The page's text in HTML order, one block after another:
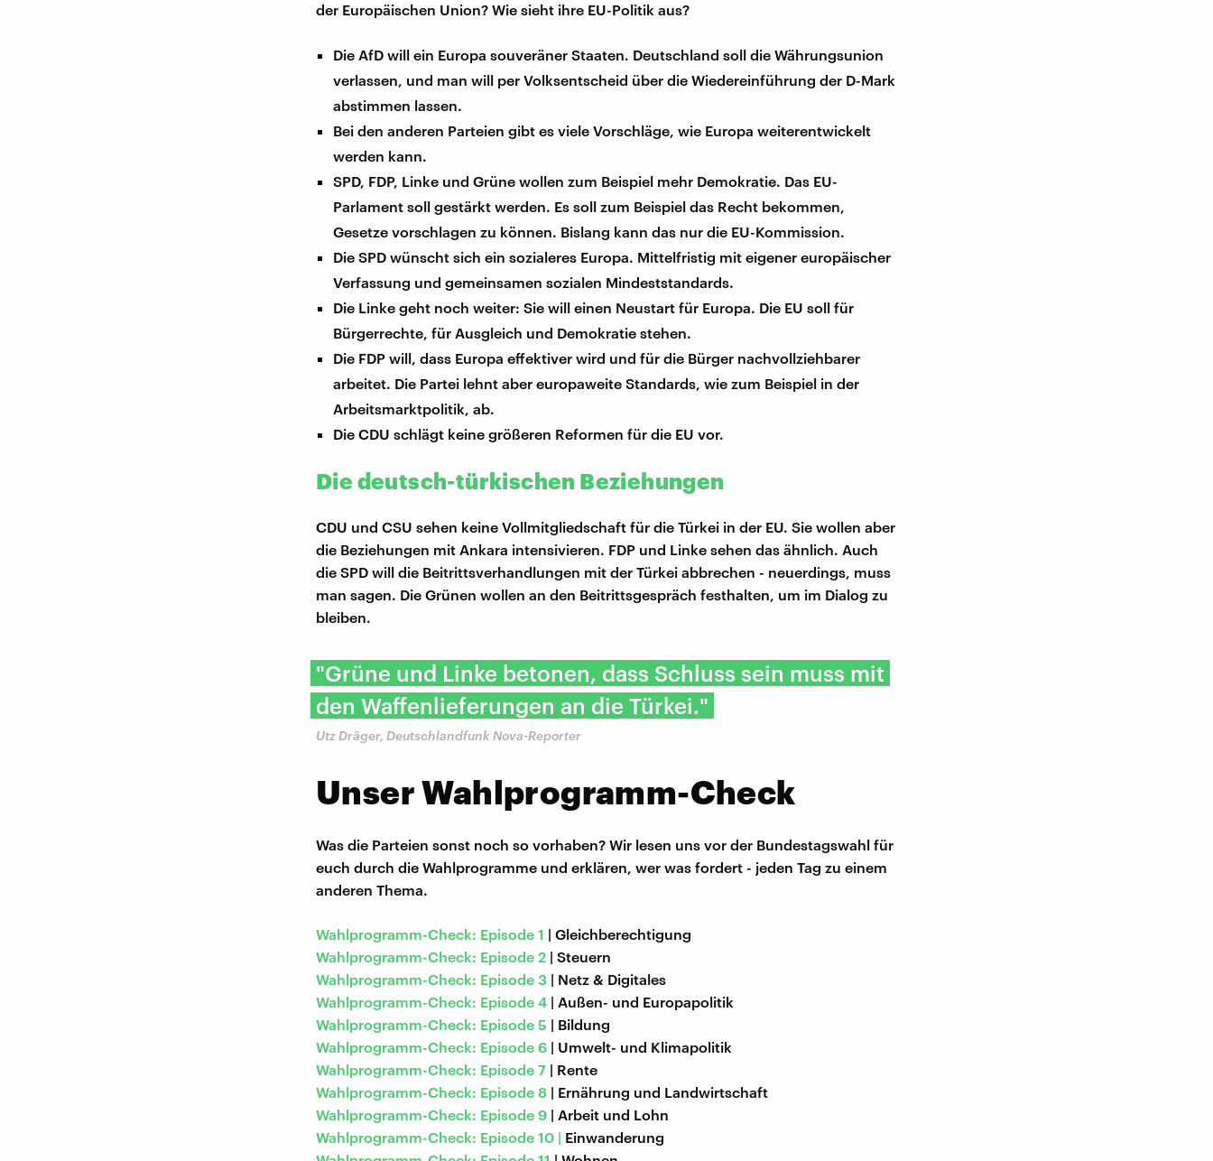
der Europäischen Union? Wie sieht ihre EU-Politik aus?
Die AfD will ein Europa souveräner Staaten. Deutschland soll die Währungsunion
verlassen, und man will per Volksentscheid über die Wiedereinführung der D-Mark
abstimmen lassen.
Bei den anderen Parteien gibt es viele Vorschläge, wie Europa weiterentwickelt
werden kann.
SPD, FDP, Linke und Grüne wollen zum Beispiel mehr Demokratie. Das EU-
Parlament soll gestärkt werden. Es soll zum Beispiel das Recht bekommen,
Gesetze vorschlagen zu können. Bislang kann das nur die EU-Kommission.
Die SPD wünscht sich ein sozialeres Europa. Mittelfristig mit eigener europäischer
Verfassung und gemeinsamen sozialen Mindeststandards.
Die Linke geht noch weiter: Sie will einen Neustart für Europa. Die EU soll für
Bürgerrechte, für Ausgleich und Demokratie stehen.
Die FDP will, dass Europa effektiver wird und für die Bürger nachvollziehbarer
arbeitet. Die Partei lehnt aber europaweite Standards, wie zum Beispiel in der
Arbeitsmarktpolitik, ab.
Die CDU schlägt keine größeren Reformen für die EU vor.
Die deutsch-türkischen Beziehungen
CDU und CSU sehen keine Vollmitgliedschaft für die Türkei in der EU. Sie wollen aber
die Beziehungen mit Ankara intensivieren. FDP und Linke sehen das ähnlich. Auch
die SPD will die Beitrittsverhandlungen mit der Türkei abbrechen - neuerdings, muss
man sagen. Die Grünen wollen an den Beitrittsgespräch festhalten, um im Dialog zu
bleiben.
"Grüne und Linke betonen, dass Schluss sein muss mit
den Waffenlieferungen an die Türkei."
Utz Dräger, Deutschlandfunk Nova-Reporter
Unser Wahlprogramm-Check
Was die Parteien sonst noch so vorhaben? Wir lesen uns vor der Bundestagswahl für
euch durch die Wahlprogramme und erklären, wer was fordert - jeden Tag zu einem
anderen Thema.
Wahlprogramm-Check: Episode 1 | Gleichberechtigung
Wahlprogramm-Check: Episode 2 | Steuern
Wahlprogramm-Check: Episode 3 | Netz & Digitales
Wahlprogramm-Check: Episode 4 | Außen- und Europapolitik
Wahlprogramm-Check: Episode 5 | Bildung
Wahlprogramm-Check: Episode 6 | Umwelt- und Klimapolitik
Wahlprogramm-Check: Episode 7 | Rente
Wahlprogramm-Check: Episode 8 | Ernährung und Landwirtschaft
Wahlprogramm-Check: Episode 9 | Arbeit und Lohn
Wahlprogramm-Check: Episode 10 | Einwanderung